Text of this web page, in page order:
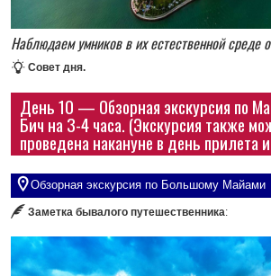
Наблюдаем умников в их естественной среде
Совет дня.
День 10 — Обзорная экскурсия по
Бич на 3-4 часа. (Экскурсия также
проведена накануне в день прилета
Обзорная экскурсия по Большому Майами
Заметка бывалого путешественника: